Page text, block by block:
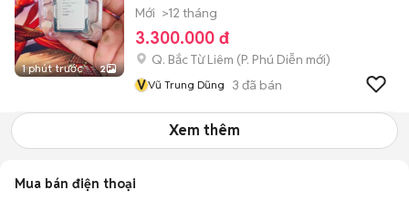
1 phút trước 2
Mới >12 tháng
3.300.000 đ
Q. Bắc Từ Liêm (P. Phú Diễn mới)
VVũ Trung Dũng 3 đã bán
Xem thêm
Mua bán điện thoại